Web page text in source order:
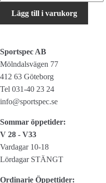
Flexair
Ascent
Jersey
-
Cordovan
röd
mängd
Lägg till i varukorg
Sportspec AB
Mölndalsvägen 77
412 63 Göteborg
Tel 031-40 23 24
info@sportspec.se
Sommar öppetider:
V 28 - V33
Vardagar 10-18
Lördagar STÄNGT
Ordinarie Öppettider: